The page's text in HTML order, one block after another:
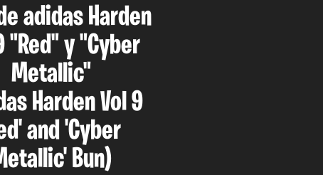
adidas Harden
"Red" y "Cyber
Metallic"
Harden Vol 9
and 'Cyber
Bun)